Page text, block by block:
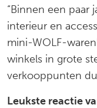
“Binnen een paar
interieur en
mini-WOLF-
winkels in grote
verkooppunten
Leukste reactie